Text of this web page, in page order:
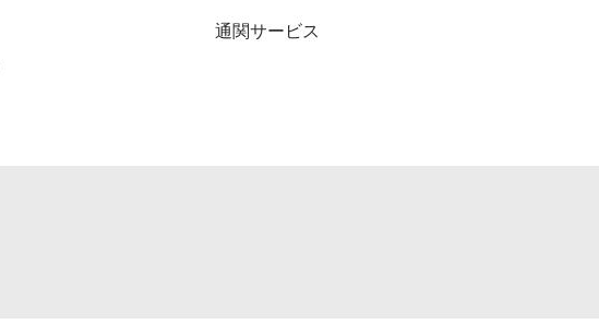
通関サービス